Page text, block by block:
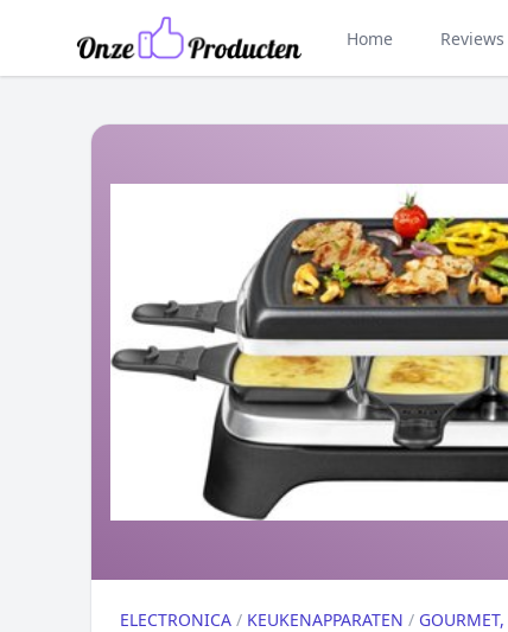
Home Reviews
ELECTRONICA / KEUKENAPPARATEN /